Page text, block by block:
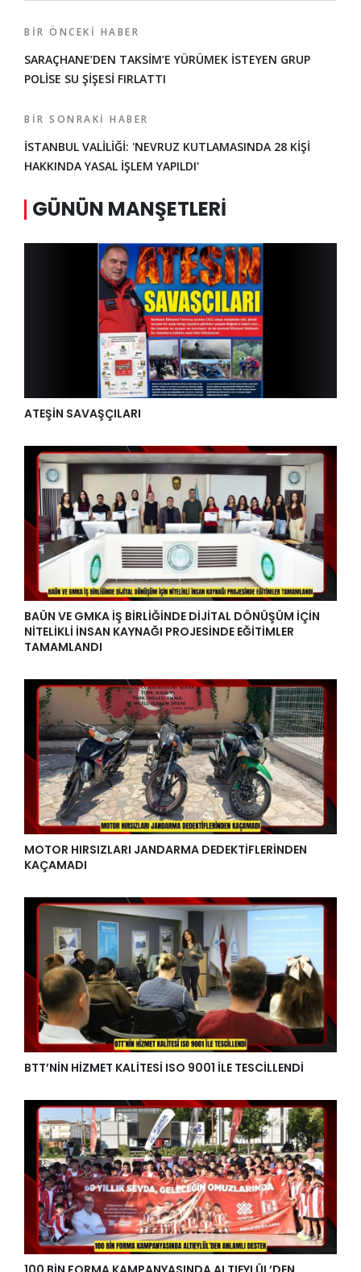
BIR ÖNCEKI HABER
SARAÇHANE’DEN TAKSİM’E YÜRÜMEK İSTEYEN GRUP
POLİSE SU ŞİŞESİ FIRLATTI
BIR SONRAKI HABER
İSTANBUL VALİLİĞİ: 'NEVRUZ KUTLAMASINDA 28 KİŞİ
HAKKINDA YASAL İŞLEM YAPILDI'
GÜNÜN MANŞETLERI
ATEŞİN SAVAŞÇILARI
BAÜN VE GMKA İŞ BİRLİĞİNDE DİJİTAL DÖNÜŞÜM İÇİN
NİTELİKLİ İNSAN KAYNAĞI PROJESİNDE EĞİTİMLER
TAMAMLANDI
MOTOR HIRSIZLARI JANDARMA DEDEKTİFLERİNDEN
KAÇAMADI
BTT’NİN HİZMET KALİTESİ ISO 9001 İLE TESCİLLENDİ